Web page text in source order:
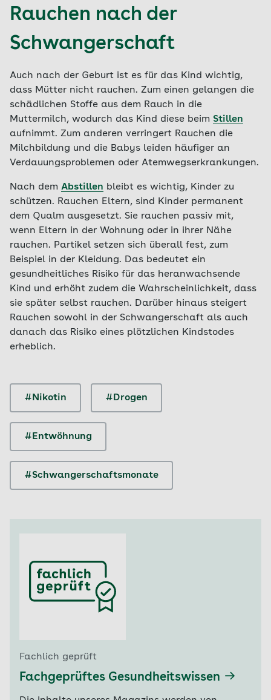
Rauchen nach der
Schwangerschaft
Auch nach der Geburt ist es für das Kind wichtig,
dass Mütter nicht rauchen. Zum einen gelangen die
schädlichen Stoffe aus dem Rauch in die
Muttermilch, wodurch das Kind diese beim Stillen
aufnimmt. Zum anderen verringert Rauchen die
Milchbildung und die Babys leiden häufiger an
Verdauungsproblemen oder Atemwegserkrankungen.
Nach dem Abstillen bleibt es wichtig, Kinder zu
schützen. Rauchen Eltern, sind Kinder permanent
dem Qualm ausgesetzt. Sie rauchen passiv mit,
wenn Eltern in der Wohnung oder in ihrer Nähe
rauchen. Partikel setzen sich überall fest, zum
Beispiel in der Kleidung. Das bedeutet ein
gesundheitliches Risiko für das heranwachsende
Kind und erhöht zudem die Wahrscheinlichkeit, dass
sie später selbst rauchen. Darüber hinaus steigert
Rauchen sowohl in der Schwangerschaft als auch
danach das Risiko eines plötzlichen Kindstodes
erheblich.
#Nikotin #Drogen
#Entwöhnung
#Schwangerschaftsmonate
Fachlich geprüft
Fachgeprüftes Gesundheitswissen